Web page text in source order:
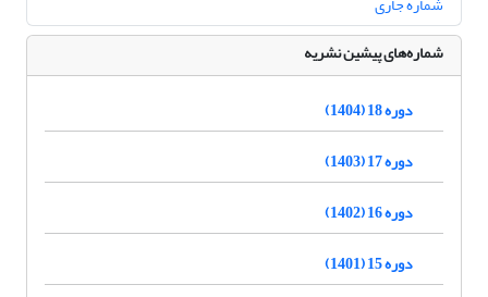
شماره‌های پیشین نشریه
دوره 18 (1404)
دوره 17 (1403)
دوره 16 (1402)
دوره 15 (1401)